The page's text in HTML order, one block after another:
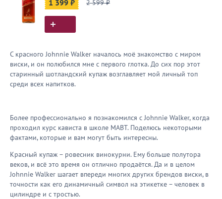
1 399 ₽ 2 599 ₽
С красного Johnnie Walker началось моё знакомство с миром
виски, и он полюбился мне с первого глотка. До сих пор этот
старинный шотландский купаж возглавляет мой личный топ
среди всех напитков.
Более профессионально я познакомился с Johnnie Walker, когда
проходил курс кависта в школе МАВТ. Поделюсь некоторыми
фактами, которые и вам могут быть интересны.
Красный купаж – ровесник винокурни. Ему больше полутора
веков, и всё это время он отлично продаётся. Да и в целом
Johnnie Walker шагает впереди многих других брендов виски, в
точности как его динамичный символ на этикетке – человек в
цилиндре и с тростью.